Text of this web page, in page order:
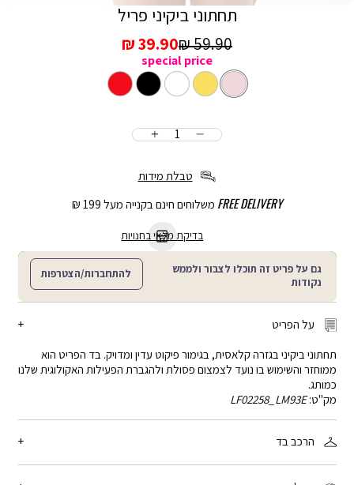
תחתוני ביקיני פריל
מחיר
מכירה
39.90 ₪
מחיר
רגיל
59.90 ₪
special price
טבלת מידות
FREE DELIVERY משלוחים חינם בקנייה מעל 199 ₪
בדיקת מלאי בחנויות
גם על פריט זה תוכלו לצבור ולממש
נקודות
להתחברות/הצטרפות
על הפריט
הרכב בד
תחתוני ביקיני בגזרה קלאסית, בגימור פיקוט עדין ומדויק. בד הפריט הוא
ממוחזר והשימוש בו נועד לצמצום פסולת ולהגברת הפעילות האקולוגית שלנו
כמותג.
מק"ט: LF02258_LM93E